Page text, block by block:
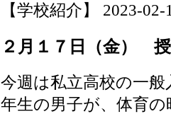
【学校紹介】 2023-
２月１７日（金）
今週は私立高校の一
年生の男子が、体育